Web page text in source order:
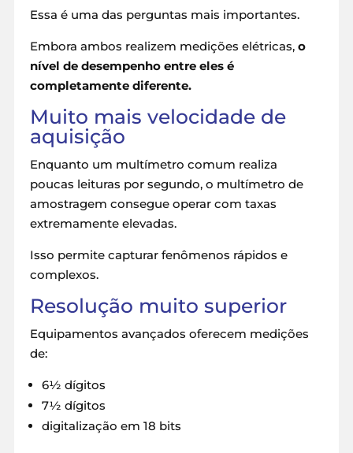
Essa é uma das perguntas mais importantes.
Embora ambos realizem medições elétricas, o
nível de desempenho entre eles é
completamente diferente.
Muito mais velocidade de
aquisição
Enquanto um multímetro comum realiza
poucas leituras por segundo, o multímetro de
amostragem consegue operar com taxas
extremamente elevadas.
Isso permite capturar fenômenos rápidos e
complexos.
Resolução muito superior
Equipamentos avançados oferecem medições
de:
6½ dígitos
7½ dígitos
digitalização em 18 bits